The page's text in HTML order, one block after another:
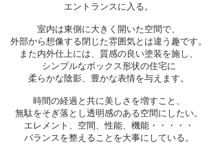
エントランスに入る。
室内は東側に大きく開いた空間で、
外部から想像する閉じた雰囲気とは違う趣です。
また内外仕上には、質感の良い塗装を施し、
シンプルなボックス形状の住宅に
柔らかな陰影、豊かな表情を与えます。
時間の経過と共に美しさを増すこと、
無駄をそぎ落とし透明感のある空間にしたい。
エレメント、空間、性能、機能・・・・・
バランスを整えることを大事にしている。